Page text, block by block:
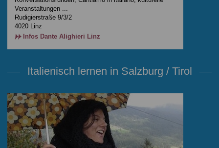
Veranstaltungen ...
Rudigierstraße 9/3/2
4020 Linz
Infos Dante Alighieri Linz
Italienisch lernen in Salzburg / Tirol